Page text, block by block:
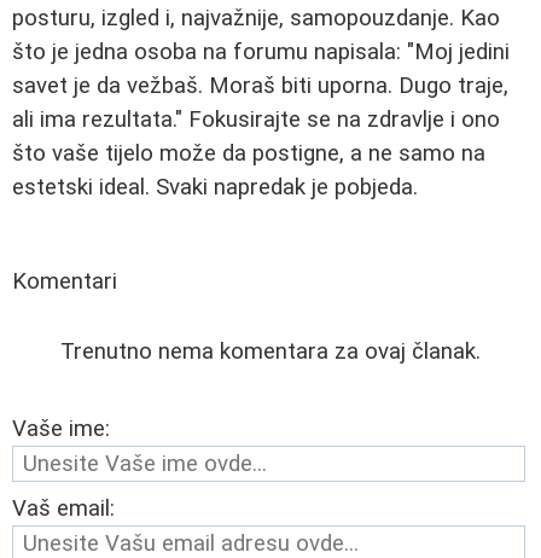
posturu, izgled i, najvažnije, samopouzdanje. Kao
što je jedna osoba na forumu napisala: "Moj jedini
savet je da vežbaš. Moraš biti uporna. Dugo traje,
ali ima rezultata." Fokusirajte se na zdravlje i ono
što vaše tijelo može da postigne, a ne samo na
estetski ideal. Svaki napredak je pobjeda.
Komentari
Trenutno nema komentara za ovaj članak.
Vaše ime:
Vaš email: